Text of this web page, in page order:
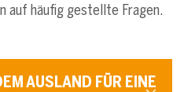
auf häufig gestellte Fragen.
AUSLAND FÜR EINE